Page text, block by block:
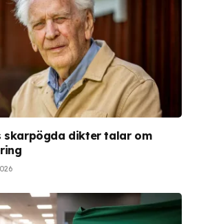
skarpögda dikter talar om